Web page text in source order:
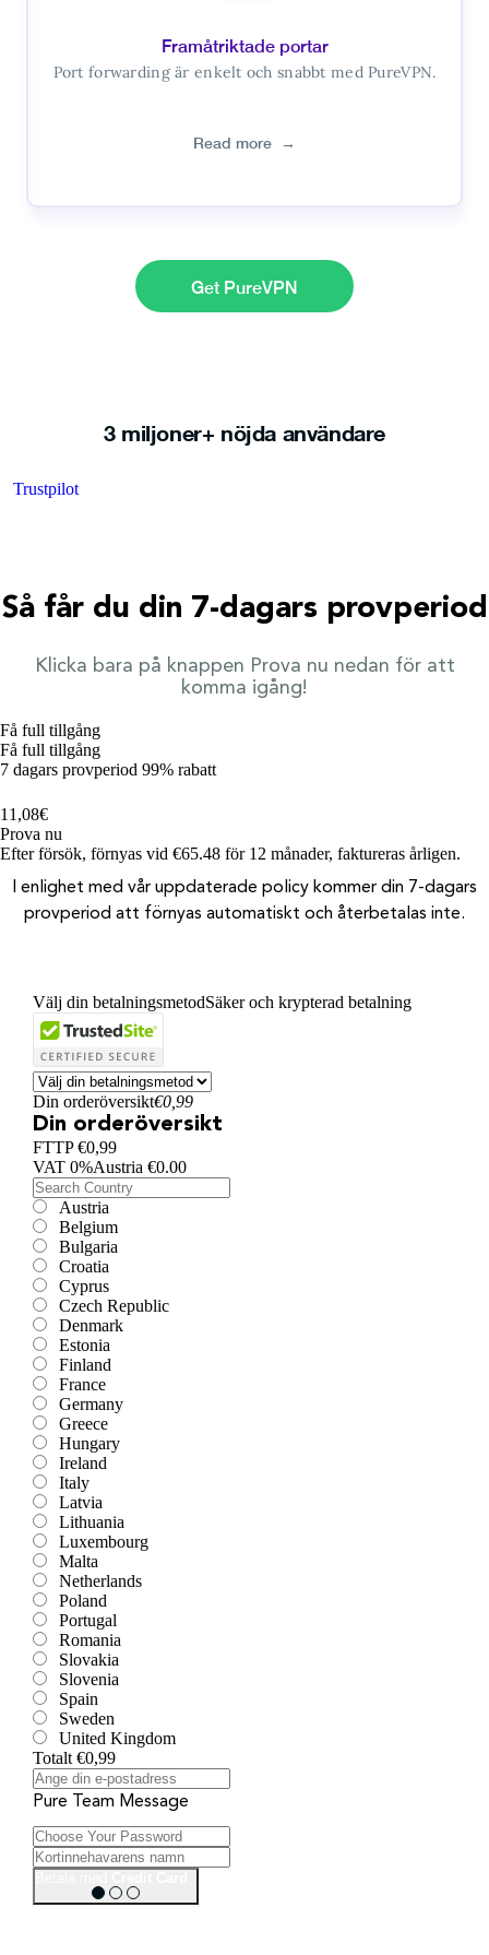
Framåtriktade portar
Port forwarding är enkelt och snabbt med PureVPN.
Read more →
Get PureVPN
3 miljoner+ nöjda användare
Trustpilot
Så får du din 7-dagars provperiod
Klicka bara på knappen Prova nu nedan för att
komma igång!
Få full tillgång
Få full tillgång
7 dagars provperiod 99% rabatt
11,08€
Prova nu
Efter försök, förnyas vid €65.48 för 12 månader, faktureras årligen.
I enlighet med vår uppdaterade policy kommer din 7-dagars
provperiod att förnyas automatiskt och återbetalas inte.
Välj din betalningsmetodSäker och krypterad betalning
Din orderöversikt€0,99
Din orderöversikt
FTTP€0,99
VAT 0%Austria €0.00
Austria
Belgium
Bulgaria
Croatia
Cyprus
Czech Republic
Denmark
Estonia
Finland
France
Germany
Greece
Hungary
Ireland
Italy
Latvia
Lithuania
Luxembourg
Malta
Netherlands
Poland
Portugal
Romania
Slovakia
Slovenia
Spain
Sweden
United Kingdom
Totalt €0,99
Pure Team Message